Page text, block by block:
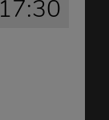
17:30